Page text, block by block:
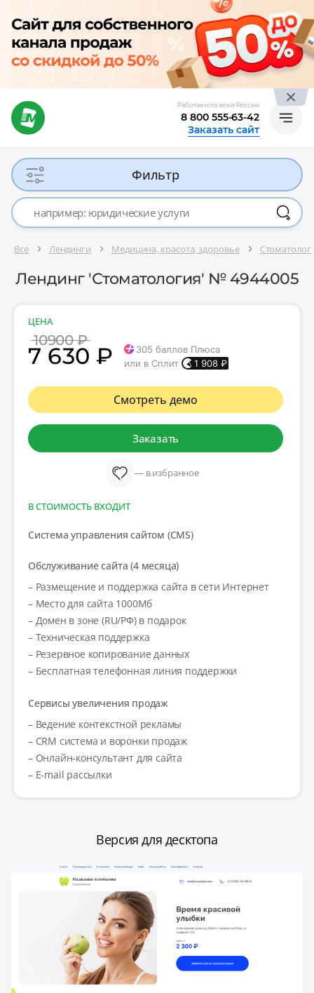
Работаем по всей России
8 800 555-63-42
Заказать сайт
Фильтр
Все Лендинги Медицина, красота, здоровье
Лендинг 'Стоматология' № 4944005
ЦЕНА
10900 ₽
7 630 ₽ 305 баллов Плюса
или в Сплит
1 908 ₽
Смотреть демо
Заказать
— в избранное
В СТОИМОСТЬ ВХОДИТ
Система управления сайтом (CMS)
Обслуживание сайта (4 месяца)
– Размещение и поддержка сайта в сети Интернет
– Место для сайта 1000Мб
– Домен в зоне (RU/РФ) в подарок
– Техническая поддержка
– Резервное копирование данных
– Бесплатная телефонная линия поддержки
Сервисы увеличения продаж
– Ведение контекстной рекламы
– CRM система и воронки продаж
– Онлайн-консультант для сайта
– E-mail рассылки
Версия для десктопа